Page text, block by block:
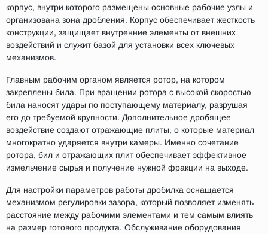
корпус, внутри которого размещены основные рабочие узлы и
организована зона дробления. Корпус обеспечивает жесткость
конструкции, защищает внутренние элементы от внешних
воздействий и служит базой для установки всех ключевых
механизмов.
Главным рабочим органом является ротор, на котором
закреплены била. При вращении ротора с высокой скоростью
била наносят удары по поступающему материалу, разрушая
его до требуемой крупности. Дополнительное дробящее
воздействие создают отражающие плиты, о которые материал
многократно ударяется внутри камеры. Именно сочетание
ротора, бил и отражающих плит обеспечивает эффективное
измельчение сырья и получение нужной фракции на выходе.
Для настройки параметров работы дробилка оснащается
механизмом регулировки зазора, который позволяет изменять
расстояние между рабочими элементами и тем самым влиять
на размер готового продукта. Обслуживание оборудования